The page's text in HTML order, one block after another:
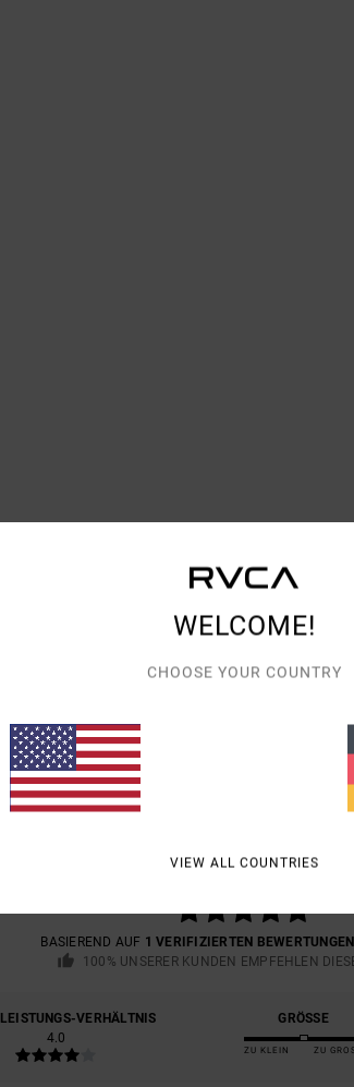
DURCHSCHNITTLICHE
5.0
BASIEREND AUF 1 VERIFIZIERTEN BEWERTUNGEN
100% UNSERER KUNDEN EMPFEHLEN
VERHÄLTNIS
4.0
GRÖSSE
ZU KLEIN ZU
WELCOME!
CHOOSE YOUR COUNTRY
VIEW ALL COUNTRIES